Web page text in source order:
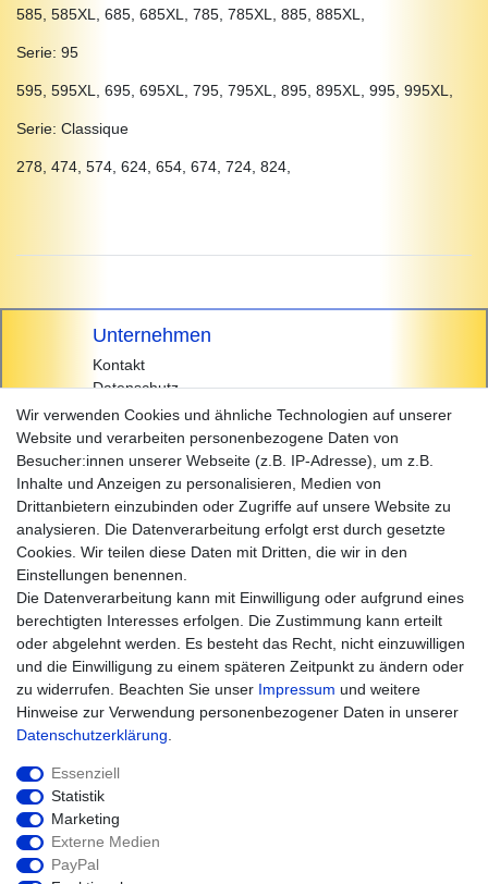
585, 585XL, 685, 685XL, 785, 785XL, 885, 885XL,
Serie: 95
595, 595XL, 695, 695XL, 795, 795XL, 895, 895XL, 995, 995XL,
Serie: Classique
278, 474, 574, 624, 654, 674, 724, 824,
Unternehmen
Kontakt
Datenschutz
AGB
Impressum
Einkaufen
Zahlungsarten
Versandarten & -kosten
Widerrufsrecht
Warenkorb
Zur Kasse
Hilfe
Wir verwenden Cookies und ähnliche Technologien auf unserer
Website und verarbeiten personenbezogene Daten von
Besucher:innen unserer Webseite (z.B. IP-Adresse), um z.B.
Inhalte und Anzeigen zu personalisieren, Medien von
Drittanbietern einzubinden oder Zugriffe auf unsere Website zu
analysieren. Die Datenverarbeitung erfolgt erst durch gesetzte
Cookies. Wir teilen diese Daten mit Dritten, die wir in den
Einstellungen benennen.
Die Datenverarbeitung kann mit Einwilligung oder aufgrund eines
berechtigten Interesses erfolgen. Die Zustimmung kann erteilt
oder abgelehnt werden. Es besteht das Recht, nicht einzuwilligen
und die Einwilligung zu einem späteren Zeitpunkt zu ändern oder
zu widerrufen. Beachten Sie unser Impressum und weitere
Hinweise zur Verwendung personenbezogener Daten in unserer
Daten­schutz­erklärung
Essenziell
Statistik
Marketing
Externe Medien
PayPal